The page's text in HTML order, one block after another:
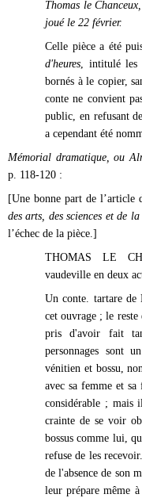
Thomas le Chanceux,
joué le 22 février.
Celle pièce a été
d'heures, intitulé les
bornés à le copier,
conte ne convient
public, en refusant
a cependant été
Mémorial dramatique, ou
p. 118-120 :
[Une bonne part de l’article
des arts, des sciences et de
l’échec de la pièce.]
THOMAS LE
vaudeville en deux
Un conte. tartare
cet ouvrage ; le
pris d'avoir fait
personnages sont
vénitien et bossu,
avec sa femme et
considérable ; mais
crainte de se voir
bossus comme lui,
refuse de les
de l'absence de son
leur prépare même